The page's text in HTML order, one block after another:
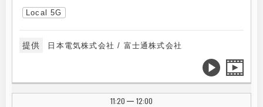
Local 5G
提供 日本電気株式会社 / 富士通株式会社
11:20 | 12:00